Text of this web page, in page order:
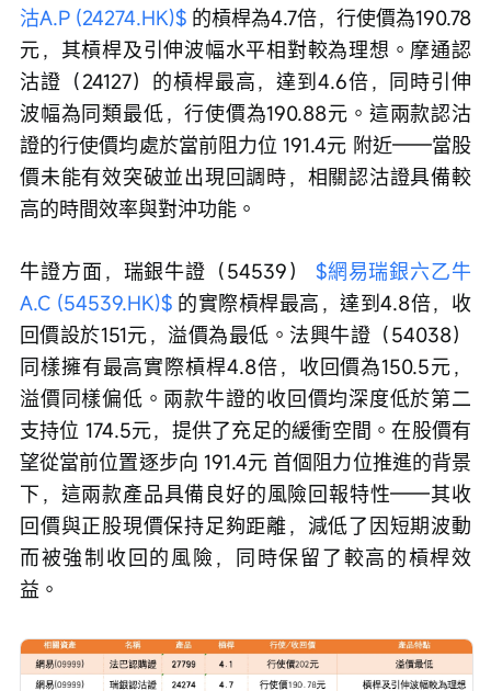
沽A.P (24274.HK)$ 的槓桿為4.7倍，行使價為190.78
元，其槓桿及引伸波幅水平相對較為理想。摩通認
沽證（24127）的槓桿最高，達到4.6倍，同時引伸
波幅為同類最低，行使價為190.88元。這兩款認沽
證的行使價均處於當前阻力位 191.4元 附近——當股
價未能有效突破並出現回調時，相關認沽證具備較
高的時間效率與對沖功能。
牛證方面，瑞銀牛證（54539） $網易瑞銀六乙牛
A.C (54539.HK)$ 的實際槓桿最高，達到4.8倍，收
回價設於151元，溢價為最低。法興牛證（54038）
同樣擁有最高實際槓桿4.8倍，收回價為150.5元，
溢價同樣偏低。兩款牛證的收回價均深度低於第二
支持位 174.5元，提供了充足的緩衝空間。在股價有
望從當前位置逐步向 191.4元 首個阻力位推進的背景
下，這兩款產品具備良好的風險回報特性——其收
回價與正股現價保持足夠距離，減低了因短期波動
而被強制收回的風險，同時保留了較高的槓桿效
益。